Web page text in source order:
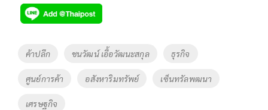
e
b
o
o
k
tt
er
p
y
Li
n
k
Tags
ค้าปลีก ชนวัฒน์ เอื้อวัฒนะสกุล ธุรกิจ
ศูนย์การค้า อสังหาริมทรัพย์ เซ็นทรัลพฒนา
เศรษฐกิจ